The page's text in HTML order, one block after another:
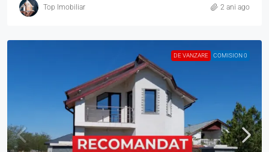
Top Imobiliar 2 ani ago
DE VANZARE COMISION 0